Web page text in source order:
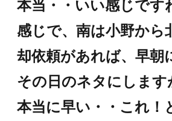
本当・・いい感じです
感じで、南は小野から
却依頼があれば、早朝
その日のネタにします
本当に早い・・これ！